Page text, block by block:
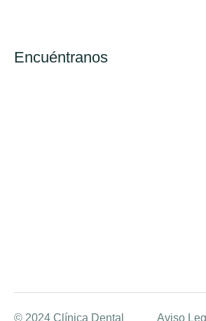
Encuéntranos
© 2024 Clínica Dental Aviso